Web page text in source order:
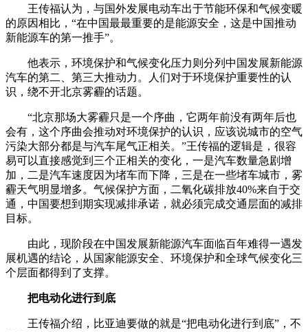
王传福认为，与国外发展电动车出于节能环保和气候变暖
的原因相比，“在中国最最重要的是能源安全，这是中国推动
新能源车的第一推手”。
他表示，环境保护和气候变化压力则分列中国发展新能源
汽车的第二、第三大推动力。人们对于环境保护重要性的认
识，绕不开北京雾霾的话题。
“北京那场大雾霾只是一个序曲，它两年前没有两年后也
会有，这个序曲会推动对环境保护的认识，应该说城市的空气
污染大部分都是与汽车尾气正相关。”王传福的逻辑是，很容
易可以直接感觉到三个正相关的变化，一是汽车数量急剧增
加，二是汽车速度因为堵车而下降，三是在一些堵车城市，雾
霾天气明显增多。气候保护方面，二氧化碳排放40%来自于交
通，中国要想到期实现减排承诺，就必须完成交通层面的减排
目标。
由此，现阶段在中国发展新能源汽车面临百年难得一遇发
展机遇的结论，从国家能源安全、环境保护和全球气候变化三
个层面都得到了支撑。
把电动化进行到底
王传福介绍，比亚迪要做的就是“把电动化进行到底”，不